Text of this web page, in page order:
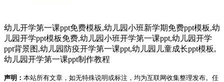
幼儿开学第一课ppt免费模板,幼儿园小班新学期免费ppt模板,幼
儿园开学ppt模板免费,幼儿园小班开学第一课ppt,幼儿园开学
ppt背景图,幼儿园防疫开学第一课ppt,幼儿园儿童成长ppt模板,
幼儿园开学第一课ppt制作教程
声明： 本站所有文章，如无特殊说明或标注，均为互联网收集整理发布。任